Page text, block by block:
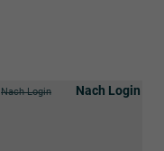
Nach Login
Nach Login